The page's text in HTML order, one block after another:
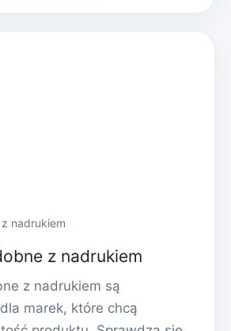
nadrukiem
z nadrukiem
z nadrukiem są
marek, które chcą